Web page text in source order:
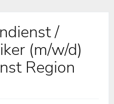
/
(m/w/d)
Region